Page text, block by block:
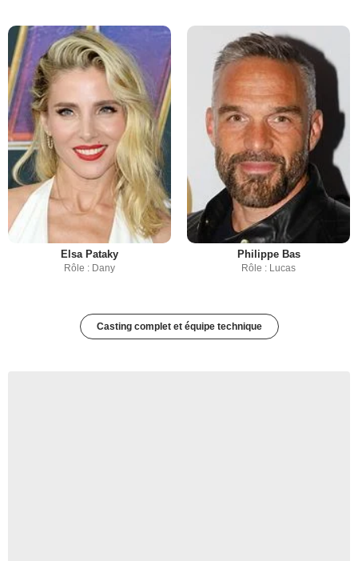
Elsa Pataky
Rôle : Dany
Philippe Bas
Rôle : Lucas
Casting complet et équipe technique